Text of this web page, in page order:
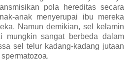
pola hereditas secara
anak menyerupai ibu mereka
Namun demikian, sel kelamin
mungkin sangat berbeda dalam
sel telur kadang-kadang jutaan